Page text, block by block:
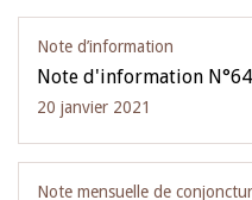
Note d’information
Note d'information
20 janvier 2021
Note mensuelle de